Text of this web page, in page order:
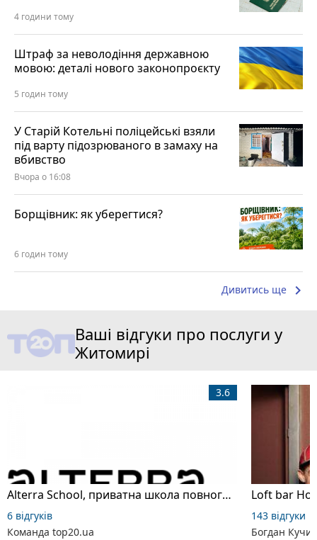
4 години тому
Штраф за неволодіння державною
мовою: деталі нового законопроєкту
5 годин тому
У Старій Котельні поліцейські взяли
під варту підозрюваного в замаху на
вбивство
Вчора о 16:08
Борщівник: як уберегтися?
6 годин тому
Дивитись ще keyboard_arrow_right
Ваші відгуки про послуги у
Житомирі
Alterra School, приватна школа повного дня
3.6
6 відгуків
Команда top20.ua
Loft bar
143 відгуки
Богдан